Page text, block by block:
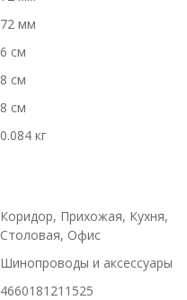
72 мм
6 см
8 см
8 см
0.084 кг
Коридор, Прихожая, Кухня,
Столовая, Офис
Шинопроводы и аксессуары
4660181211525